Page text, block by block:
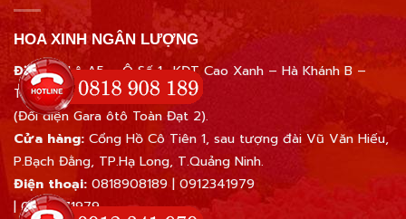
HOA XINH NGÂN LƯỢNG
Địa chỉ:Lô A5 – Ô Số 1- KĐT Cao Xanh – Hà Khánh B –
Tp.Hạ Long – Quảng Ninh
(Đối diện Gara ôtô Toàn Đạt 2).
Cửa hàng: Cổng Hồ Cô Tiên 1, sau tượng đài Vũ Văn Hiếu,
P.Bạch Đằng, TP.Hạ Long, T.Quảng Ninh.
Điện thoại: 0818908189| 0912341979
| 0945671979